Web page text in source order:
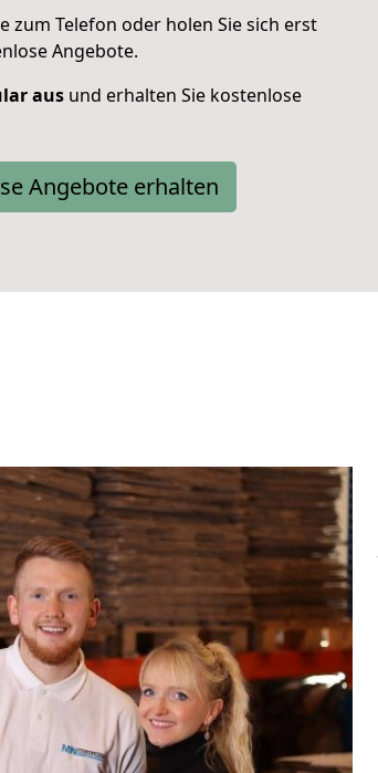
zum Telefon oder holen Sie sich erst
Angebote.
aus und erhalten Sie kostenlose
Angebote erhalten